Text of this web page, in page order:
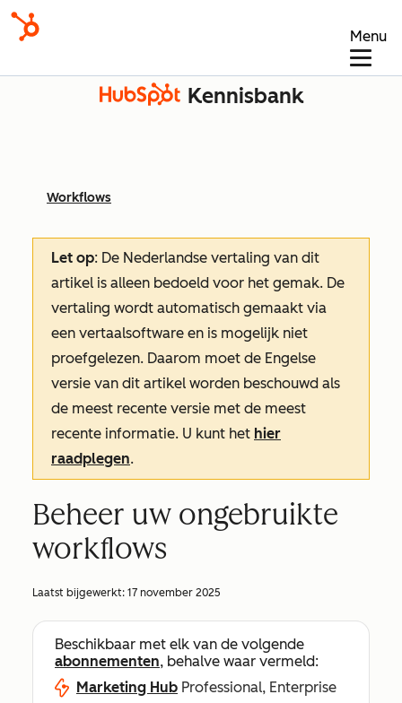
Menu
Kennisbank
Workflows
Let op: De Nederlandse vertaling van dit
artikel is alleen bedoeld voor het gemak. De
vertaling wordt automatisch gemaakt via
een vertaalsoftware en is mogelijk niet
proefgelezen. Daarom moet de Engelse
versie van dit artikel worden beschouwd als
de meest recente versie met de meest
recente informatie. U kunt het hier
raadplegen.
Beheer uw ongebruikte
workflows
Laatst bijgewerkt: 17 november 2025
Beschikbaar met elk van de volgende
abonnementen, behalve waar vermeld:
Marketing Hub Professional, Enterprise